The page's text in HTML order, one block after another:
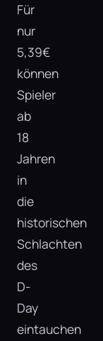
Für
nur
5,39€
können
Spieler
ab
18
Jahren
in
die
historischen
Schlachten
des
D-
Day
eintauchen